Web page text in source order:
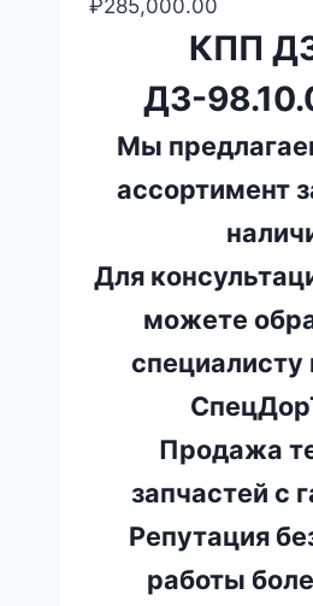
₽285,000.00
КПП
ДЗ-
Мы
ассортимент
Для
можете
специалисту
Продажа
запчастей с
Репутация
работы